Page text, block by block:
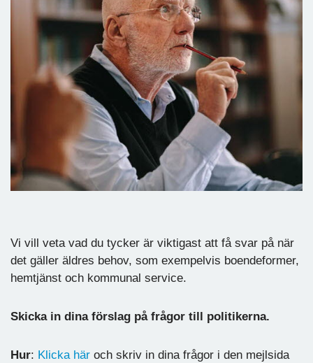
Vi vill veta vad du tycker är viktigast att få svar på när
det gäller äldres behov, som exempelvis boendeformer,
hemtjänst och kommunal service.
Skicka in dina förslag på frågor till politikerna.
Hur: Klicka här och skriv in dina frågor i den mejlsida